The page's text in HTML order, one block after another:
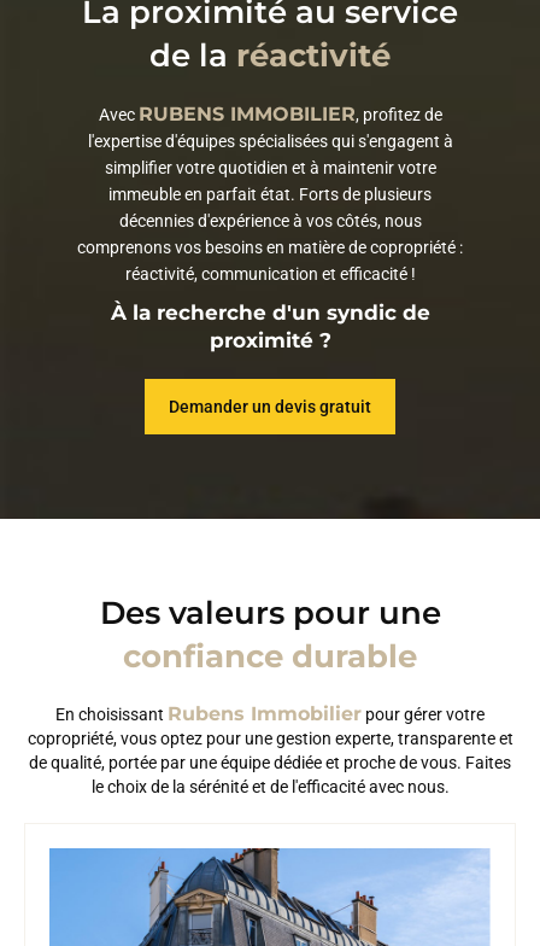
La proximité au service
de la réactivité
Avec RUBENS IMMOBILIER, profitez de
l'expertise d'équipes spécialisées qui s'engagent à
simplifier votre quotidien et à maintenir votre
immeuble en parfait état. Forts de plusieurs
décennies d'expérience à vos côtés, nous
comprenons vos besoins en matière de copropriété :
réactivité, communication et efficacité !
À la recherche d'un syndic de
proximité ?
Demander un devis gratuit
Des valeurs pour une
confiance durable
En choisissant Rubens Immobilier pour gérer votre
copropriété, vous optez pour une gestion experte, transparente et
de qualité, portée par une équipe dédiée et proche de vous. Faites
le choix de la sérénité et de l'efficacité avec nous.